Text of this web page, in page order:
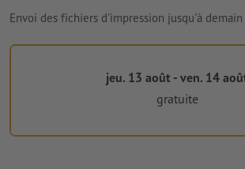
Envoi des fichiers d'impression jusqu'à
jeu. 13 août - ven. 14
gratuite